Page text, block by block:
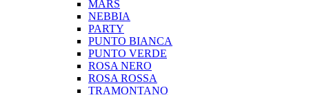
MARS
NEBBIA
PARTY
PUNTO BIANCA
PUNTO VERDE
ROSA NERO
ROSA ROSSA
TRAMONTANO